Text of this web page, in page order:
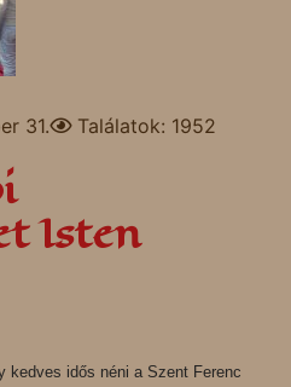
31. Találatok: 1952
Isten
kedves idős néni a Szent Ferenc